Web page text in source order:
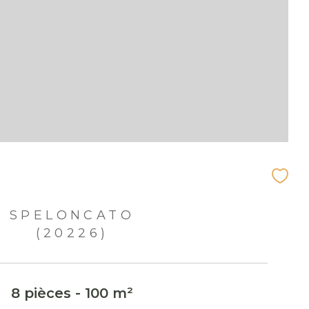
SPELONCATO
(20226)
8 pièces - 100 m²